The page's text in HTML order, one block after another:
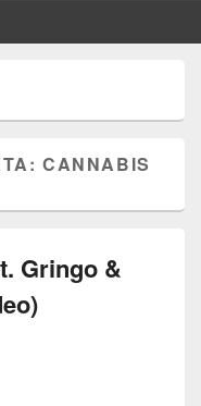
CANNABIS
Gringo &